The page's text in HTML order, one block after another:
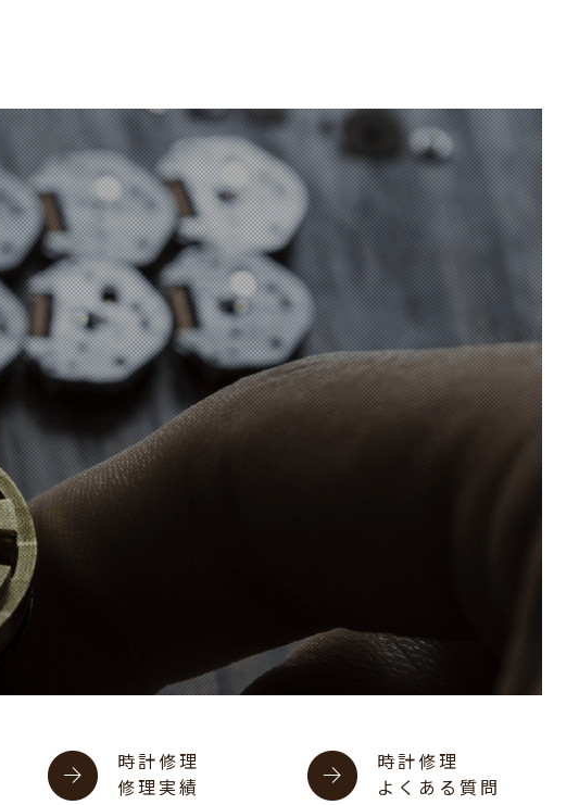
時計修理
修理実績
時計修理
よくある質問